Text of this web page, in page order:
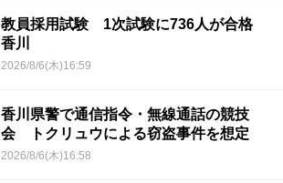
教員採用試験 1次試験に736人が合格
香川
2026/8/6(木)16:59
香川県警で通信指令・無線通話の競技
会 トクリュウによる窃盗事件を想定
2026/8/6(木)16:58